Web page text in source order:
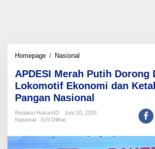
Homepage / Nasional
Putih
Dorong
Desa
Jadi
Lokomotif
Ekonomi
Ketahanan
Pangan
APDESI Merah Putih Dorong
Lokomotif Ekonomi dan
Pangan Nasional
Redaksi HukumID
Juni 10, 2026
Nasional
619 Dilihat